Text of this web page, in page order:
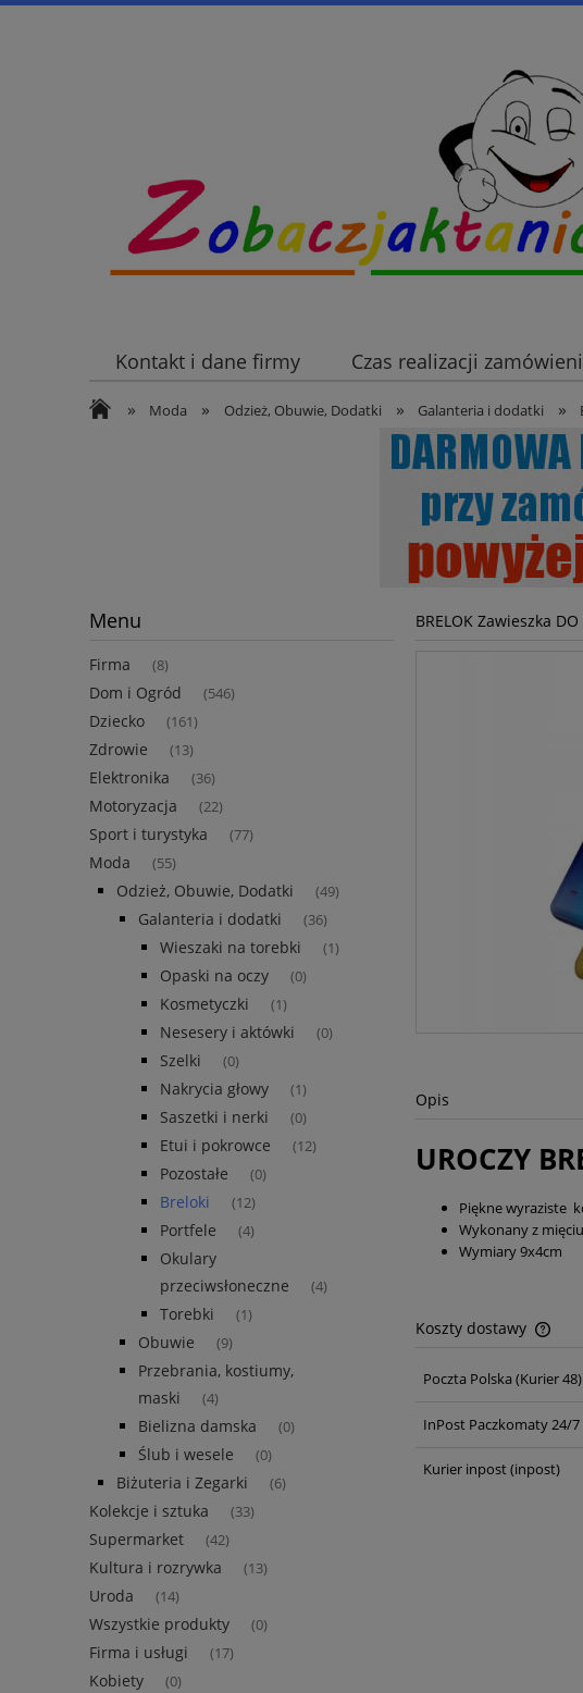
Kontakt i dane firmy Czas realizacji
» Moda » Odzież, Obuwie, Dodatki » Galanteria i dodatki »
Menu
Firma (8)
Dom i Ogród (546)
Dziecko (161)
Zdrowie (13)
Elektronika (36)
Motoryzacja (22)
Sport i turystyka (77)
Moda (55)
Odzież, Obuwie, Dodatki (49)
Galanteria i dodatki (36)
Wieszaki na torebki (1)
Opaski na oczy (0)
Kosmetyczki (1)
Nesesery i aktówki (0)
Szelki (0)
Nakrycia głowy (1)
Saszetki i nerki (0)
Etui i pokrowce (12)
Pozostałe (0)
Breloki (12)
Portfele (4)
Okulary
przeciwsłoneczne
(4)
Torebki (1)
Obuwie (9)
Przebrania, kostiumy,
maski
(4)
Bielizna damska (0)
Ślub i wesele (0)
Biżuteria i Zegarki (6)
Kolekcje i sztuka (33)
Supermarket (42)
Kultura i rozrywka (13)
Uroda (14)
Wszystkie produkty (0)
Firma i usługi (17)
Kobiety (0)
BRELOK Zawieszka DO
Opis
UROCZY
Piękne wyraziste
Wykonany z
Wymiary 9x4cm
Koszty dostawy
Poczta Polska (Kurier 48)
InPost Paczkomaty 24/7
Kurier inpost(inpost)